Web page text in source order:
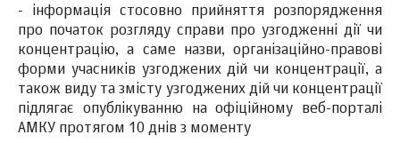
- інформація стосовно прийняття розпорядження
про початок розгляду справи про узгодженні дії чи
концентрацію, а саме назви, організаційно-правові
форми учасників узгоджених дій чи концентрації, а
також виду та змісту узгоджених дій чи концентрації
підлягає опублікуванню на офіційному веб-порталі
АМКУ протягом 10 днів з моменту